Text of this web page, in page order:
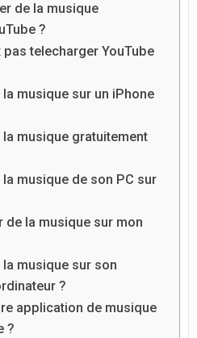
de la musique
?
pas telecharger YouTube
musique sur un iPhone
musique gratuitement
musique de son PC sur
de la musique sur mon
musique sur son
?
application de musique
?